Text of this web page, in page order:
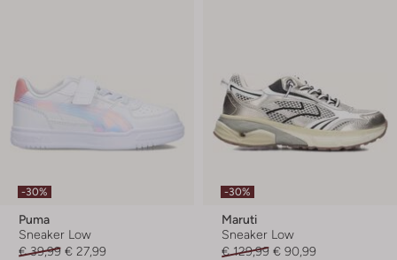
-30%
Puma
Sneaker Low
€ 39,99 € 27,99
-30%
Maruti
Sneaker Low
€ 129,99 € 90,99